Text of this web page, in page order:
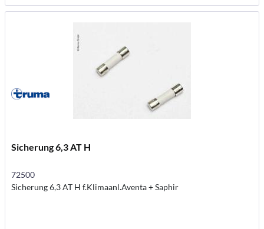
Sicherung 6,3 AT H
72500
Sicherung 6,3 AT H f.Klimaanl.Aventa + Saphir